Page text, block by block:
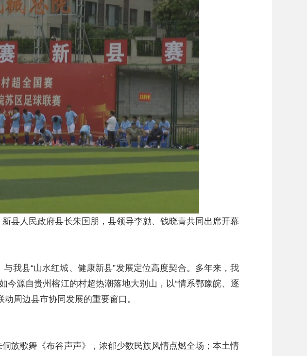
人民政府县长朱国朋，县领导李勍、钱晓青共同出席开幕
县“山水红城、健康新县”发展定位高度契合。多年来，我
今源自贵州榕江的村超热潮落地大别山，以“情系鄂豫皖、逐
周边县市协同发展的重要窗口。
歌舞《布谷声声》，浓郁少数民族风情点燃全场；本土情